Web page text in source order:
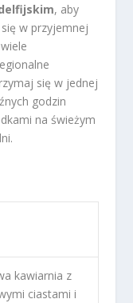
, aby
w przyjemnej
się w jednej
godzin
na świeżym
kawiarnia z
ciastami i